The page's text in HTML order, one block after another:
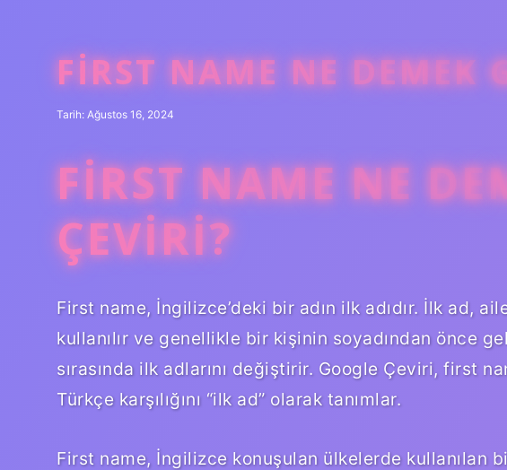
FIRST NAME NE DEMEK
Tarih: Ağustos 16, 2024
FIRST NAME NE
ÇEVIRI?
First name, İngilizce’deki bir adın ilk adıdır. İlk ad,
kullanılır ve genellikle bir kişinin soyadından önce
sırasında ilk adlarını değiştirir. Google Çeviri, first
Türkçe karşılığını “ilk ad” olarak tanımlar.
First name, İngilizce konuşulan ülkelerde kullanılan